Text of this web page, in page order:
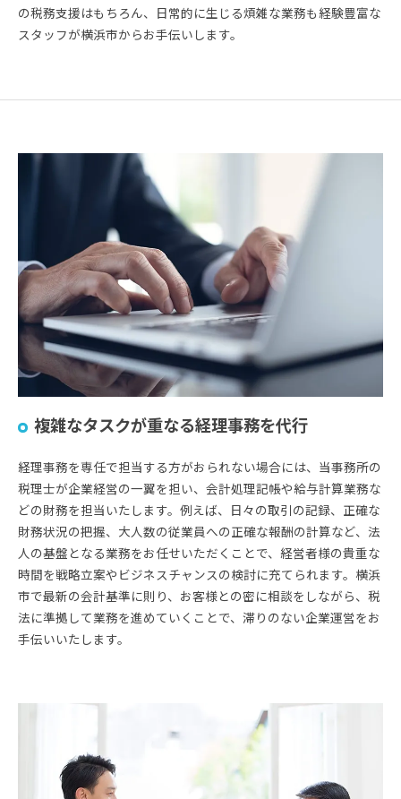
の税務支援はもちろん、日常的に生じる煩雑な業務も経験豊富な
スタッフが横浜市からお手伝いします。
複雑なタスクが重なる経理事務を代行
経理事務を専任で担当する方がおられない場合には、当事務所の
税理士が企業経営の一翼を担い、会計処理記帳や給与計算業務な
どの財務を担当いたします。例えば、日々の取引の記録、正確な
財務状況の把握、大人数の従業員への正確な報酬の計算など、法
人の基盤となる業務をお任せいただくことで、経営者様の貴重な
時間を戦略立案やビジネスチャンスの検討に充てられます。横浜
市で最新の会計基準に則り、お客様との密に相談をしながら、税
法に準拠して業務を進めていくことで、滞りのない企業運営をお
手伝いいたします。